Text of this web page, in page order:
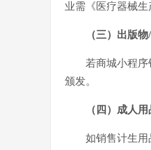
业需《医疗器械生
（三）出版
若商城小程
颁发。
（四）成人
如销售计生用